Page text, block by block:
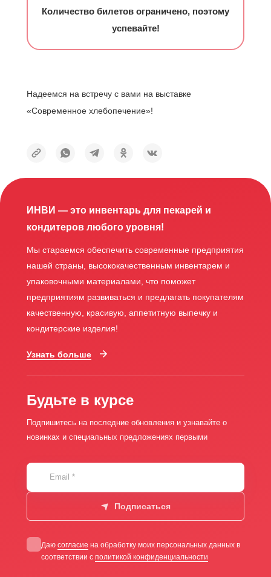
Количество билетов ограничено, поэтому
успевайте!
Надеемся на встречу с вами на выставке
«Современное хлебопечение»!
ИНВИ — это инвентарь для пекарей и
кондитеров любого уровня!
Мы стараемся обеспечить современные предприятия
нашей страны, высококачественным инвентарем и
упаковочными материалами, что поможет
предприятиям развиваться и предлагать покупателям
качественную, красивую, аппетитную выпечку и
кондитерские изделия!
Узнать больше
Будьте в курсе
Подпишитесь на последние обновления и узнавайте о
новинках и специальных предложениях первыми
Email *
Подписаться
Даю согласие на обработку моих персональных данных в
соответствии с политикой конфиденциальности